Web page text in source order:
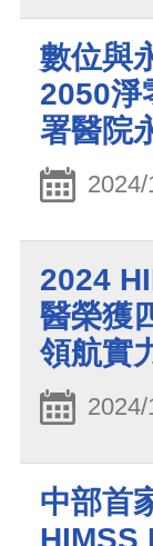
數位與
2050淨
署醫院
2024
醫榮獲
領航實
中部首
HIMSS